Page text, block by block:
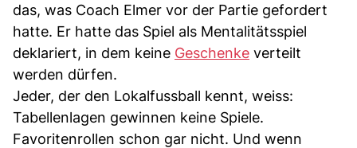
das, was Coach Elmer vor der Partie gefordert
hatte. Er hatte das Spiel als Mentalitätsspiel
deklariert, in dem keine Geschenke verteilt
werden dürfen.
Jeder, der den Lokalfussball kennt, weiss:
Tabellenlagen gewinnen keine Spiele.
Favoritenrollen schon gar nicht. Und wenn